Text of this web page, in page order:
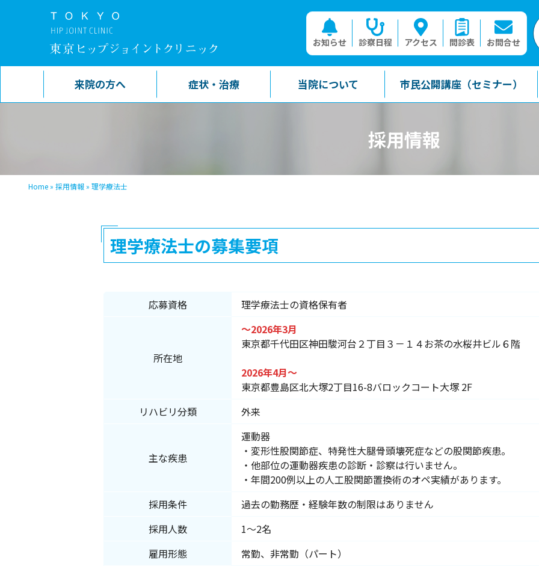
お知らせ 診察日程 アクセス 問診表 お問合せ
来院の方へ 症状・治療 当院について 市民公開講座（セミナー）
採用情報
Home» 採用情報» 理学療法士
理学療法士の募集要項
応募資格 理学療法士の資格保有者
所在地
～2026年3月
東京都千代田区神田駿河台２丁目３－１４お茶の水桜井ビル６階
2026年4月～
東京都豊島区北大塚2丁目16-8バロックコート大塚 2F
リハビリ分類
外来
主な疾患
運動器
・変形性股関節症、特発性大腿骨頭壊死症などの股関節疾患。
・他部位の運動器疾患の診断・診察は行いません。
・年間200例以上の人工股関節置換術のオペ実績があります。
採用条件
過去の勤務歴・経験年数の制限はありません
採用人数
1～2名
雇用形態
常勤、非常勤（パート）